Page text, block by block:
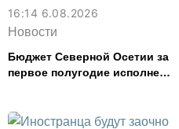
16:14 6.08.2026
Новости
Бюджет Северной Осетии за
первое полугодие исполнен